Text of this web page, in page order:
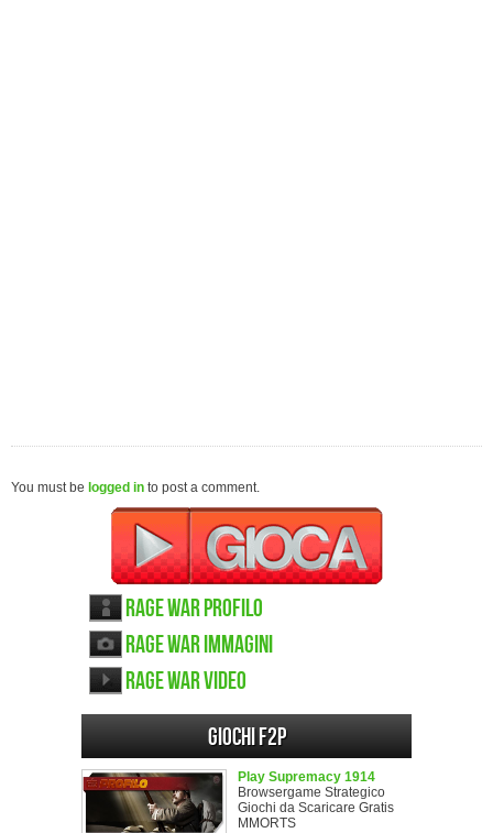
You must be logged in to post a comment.
Rage War Profilo
Rage War immagini
Rage War video
Giochi F2P
Play Supremacy 1914
Browsergame Strategico
Giochi da Scaricare Gratis
MMORTS